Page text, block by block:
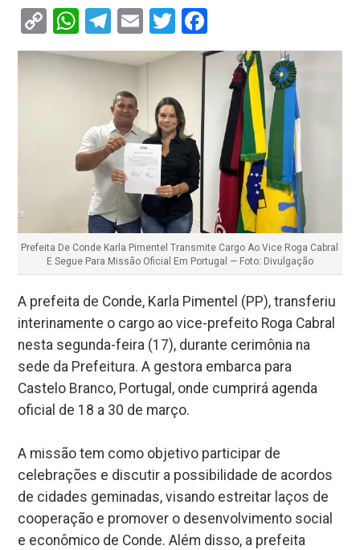
Copy
Link
WhatsApp
Telegram
EmailTwitter
Prefeita De Conde Karla Pimentel Transmite Cargo Ao Vice Roga Cabral
E Segue Para Missão Oficial Em Portugal — Foto: Divulgação
A prefeita de Conde, Karla Pimentel (PP), transferiu
interinamente o cargo ao vice-prefeito Roga Cabral
nesta segunda-feira (17), durante cerimônia na
sede da Prefeitura. A gestora embarca para
Castelo Branco, Portugal, onde cumprirá agenda
oficial de 18 a 30 de março.
A missão tem como objetivo participar de
celebrações e discutir a possibilidade de acordos
de cidades geminadas, visando estreitar laços de
cooperação e promover o desenvolvimento social
e econômico de Conde. Além disso, a prefeita